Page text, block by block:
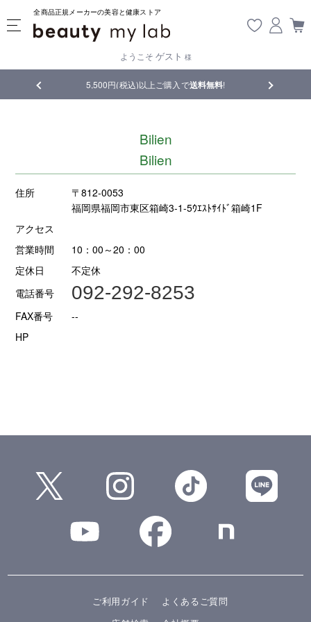
全商品正規メーカーの美容と健康ストア
ようこそ ゲスト 様
5,500円(税込)以上ご購入で送料無料! 【重要】
Bilien
Bilien
住所
〒812-0053
福岡県福岡市東区箱崎3-1-5ｳｴｽﾄｻｲﾄﾞ箱崎1F
アクセス
営業時間
10：00～20：00
定休日
不定休
電話番号
092-292-8253
FAX番号
--
HP
ご利用ガイド
よくあるご質問